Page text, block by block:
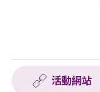
活動網站